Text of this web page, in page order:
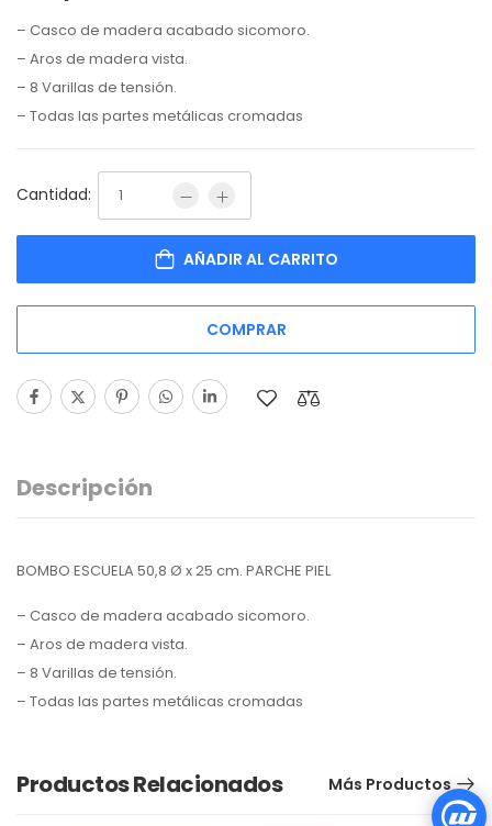
– Casco de madera acabado sicomoro.
– Aros de madera vista.
– 8 Varillas de tensión.
– Todas las partes metálicas cromadas
Cantidad:
AÑADIR AL CARRITO
COMPRAR
Descripción
BOMBO ESCUELA 50,8 Ø x 25 cm. PARCHE PIEL
– Casco de madera acabado sicomoro.
– Aros de madera vista.
– 8 Varillas de tensión.
– Todas las partes metálicas cromadas
Productos Relacionados Más Productos